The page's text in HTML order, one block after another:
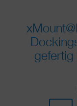
gefertig